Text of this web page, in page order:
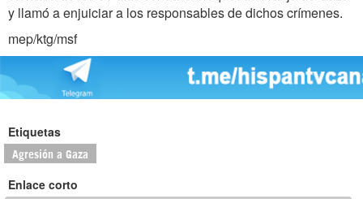
y llamó a enjuiciar a los responsables de dichos crímenes.
mep/ktg/msf
Etiquetas
Agresión a Gaza
Enlace corto